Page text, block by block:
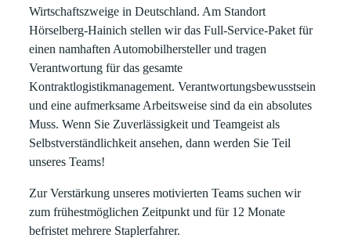
Wirtschaftszweige in Deutschland. Am Standort
Hörselberg-Hainich stellen wir das Full-Service-Paket für
einen namhaften Automobilhersteller und tragen
Verantwortung für das gesamte
Kontraktlogistikmanagement. Verantwortungsbewusstsein
und eine aufmerksame Arbeitsweise sind da ein absolutes
Muss. Wenn Sie Zuverlässigkeit und Teamgeist als
Selbstverständlichkeit ansehen, dann werden Sie Teil
unseres Teams!
Zur Verstärkung unseres motivierten Teams suchen wir
zum frühestmöglichen Zeitpunkt und für 12 Monate
befristet mehrere Staplerfahrer.